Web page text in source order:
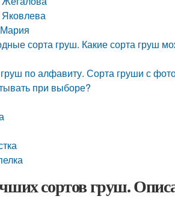
сорта груш. Какие сорта груш
по алфавиту. Сорта груши с
при выборе?
сортов груш.